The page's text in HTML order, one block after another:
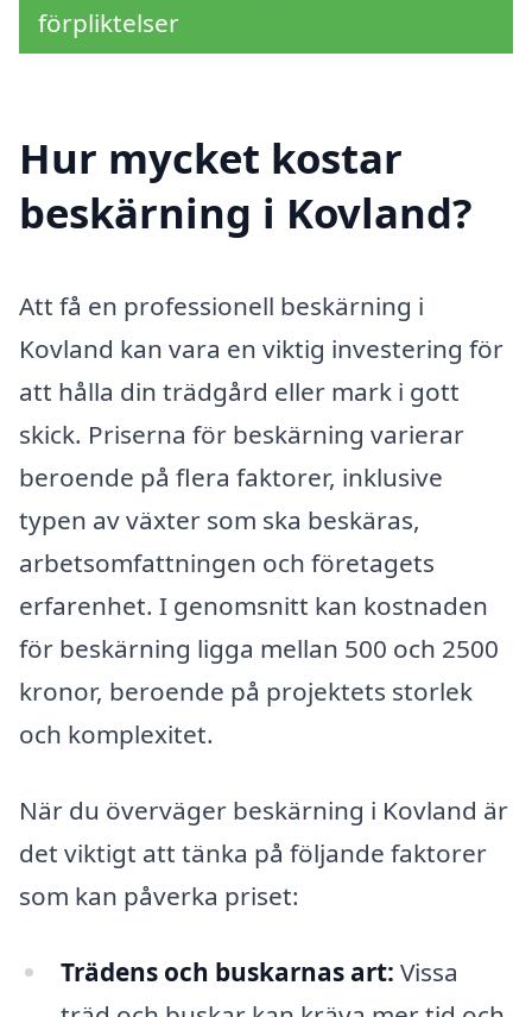
förpliktelser
Hur mycket kostar
beskärning i Kovland?
Att få en professionell beskärning i
Kovland kan vara en viktig investering för
att hålla din trädgård eller mark i gott
skick. Priserna för beskärning varierar
beroende på flera faktorer, inklusive
typen av växter som ska beskäras,
arbetsomfattningen och företagets
erfarenhet. I genomsnitt kan kostnaden
för beskärning ligga mellan 500 och 2500
kronor, beroende på projektets storlek
och komplexitet.
När du överväger beskärning i Kovland är
det viktigt att tänka på följande faktorer
som kan påverka priset:
Trädens och buskarnas art: Vissa